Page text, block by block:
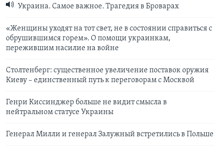
Украина. Самое важное. Трагедия в Броварах
«Женщины уходят на тот свет, не в состоянии справиться с
обрушившимся горем». О помощи украинкам,
пережившим насилие на войне
Столтенберг: существенное увеличение поставок оружия
Киеву – единственный путь к переговорам с Москвой
Генри Киссинджер больше не видит смысла в
нейтральном статусе Украины
Генерал Милли и генерал Залужный встретились в Польше